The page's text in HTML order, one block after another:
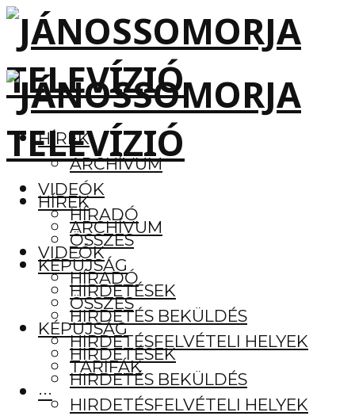
HÍREK
ARCHÍVUM
VIDEÓK
HÍRADÓ
ÖSSZES
KÉPÚJSÁG
HIRDETÉSEK
HIRDETÉS BEKÜLDÉS
HIRDETÉSFELVÉTELI HELYEK
TARIFÁK
···
HÍREK
ARCHÍVUM
VIDEÓK
HÍRADÓ
ÖSSZES
KÉPÚJSÁG
HIRDETÉSEK
HIRDETÉS BEKÜLDÉS
HIRDETÉSFELVÉTELI HELYEK